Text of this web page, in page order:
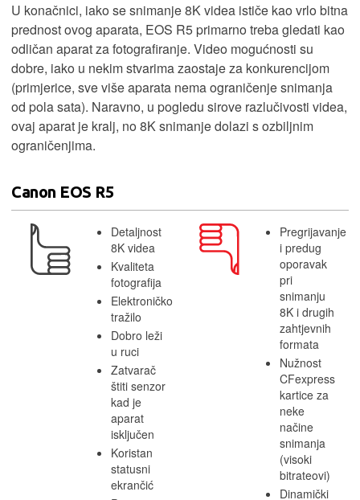
U konačnici, iako se snimanje 8K videa ističe kao vrlo bitna
prednost ovog aparata, EOS R5 primarno treba gledati kao
odličan aparat za fotografiranje. Video mogućnosti su
dobre, iako u nekim stvarima zaostaje za konkurencijom
(primjerice, sve više aparata nema ograničenje snimanja
od pola sata). Naravno, u pogledu sirove razlučivosti videa,
ovaj aparat je kralj, no 8K snimanje dolazi s ozbiljnim
ograničenjima.
Canon EOS R5
Detaljnost
8K videa
Kvaliteta
fotografija
Elektroničko
tražilo
Dobro leži
u ruci
Zatvarač
štiti senzor
kad je
aparat
isključen
Koristan
statusni
ekrančić
Pregrijavanje
i predug
oporavak
pri
snimanju
8K i drugih
zahtjevnih
formata
Nužnost
CFexpress
kartice za
neke
načine
snimanja
(visoki
bitrateovi)
Dinamički